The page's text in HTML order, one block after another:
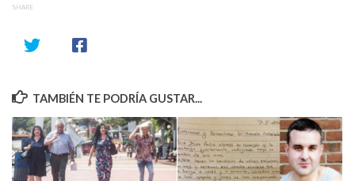
SHARE
TAMBIÉN TE PODRÍA GUSTAR...